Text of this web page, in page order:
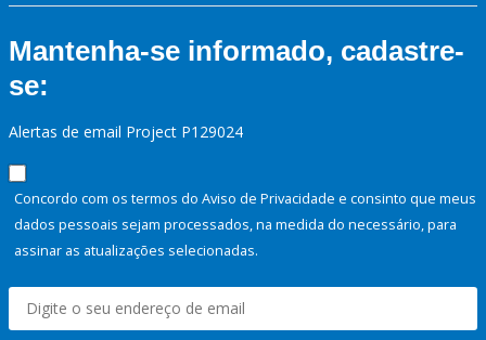
Mantenha-se informado, cadastre-
se:
Alertas de email Project P129024
Concordo com os termos do Aviso de Privacidade e consinto que meus
dados pessoais sejam processados, na medida do necessário, para
assinar as atualizações selecionadas.